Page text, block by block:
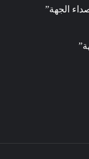
الجهة”